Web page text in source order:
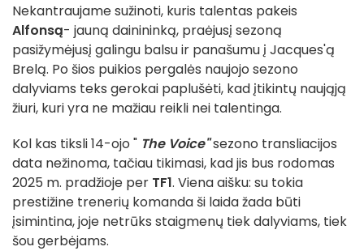
Nekantraujame sužinoti, kuris talentas pakeis
Alfonsą- jauną dainininką, praėjusį sezoną
pasižymėjusį galingu balsu ir panašumu į Jacques'ą
Brelą. Po šios puikios pergalės naujojo sezono
dalyviams teks gerokai paplušėti, kad įtikintų naująją
žiuri, kuri yra ne mažiau reikli nei talentinga.
Kol kas tiksli 14-ojo " The Voice"sezono transliacijos
data nežinoma, tačiau tikimasi, kad jis bus rodomas
2025 m. pradžioje per TF1. Viena aišku: su tokia
prestižine trenerių komanda ši laida žada būti
įsimintina, joje netrūks staigmenų tiek dalyviams, tiek
šou gerbėjams.